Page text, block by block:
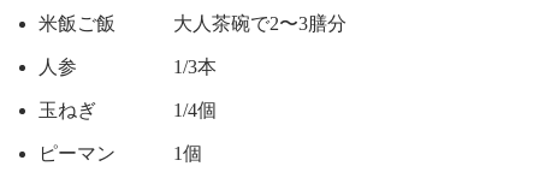
米飯ご飯 大人茶碗で2〜3膳分
人参 1/3本
玉ねぎ 1/4個
ピーマン 1個